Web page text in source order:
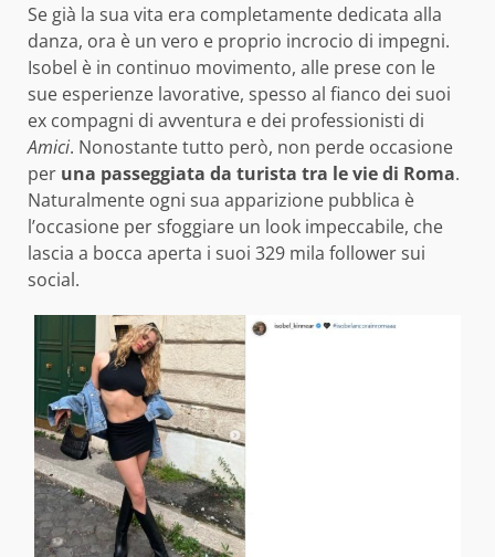
Se già la sua vita era completamente dedicata alla
danza, ora è un vero e proprio incrocio di impegni.
Isobel è in continuo movimento, alle prese con le
sue esperienze lavorative, spesso al fianco dei suoi
ex compagni di avventura e dei professionisti di
Amici. Nonostante tutto però, non perde occasione
per una passeggiata da turista tra le vie di Roma.
Naturalmente ogni sua apparizione pubblica è
l’occasione per sfoggiare un look impeccabile, che
lascia a bocca aperta i suoi 329 mila follower sui
social.